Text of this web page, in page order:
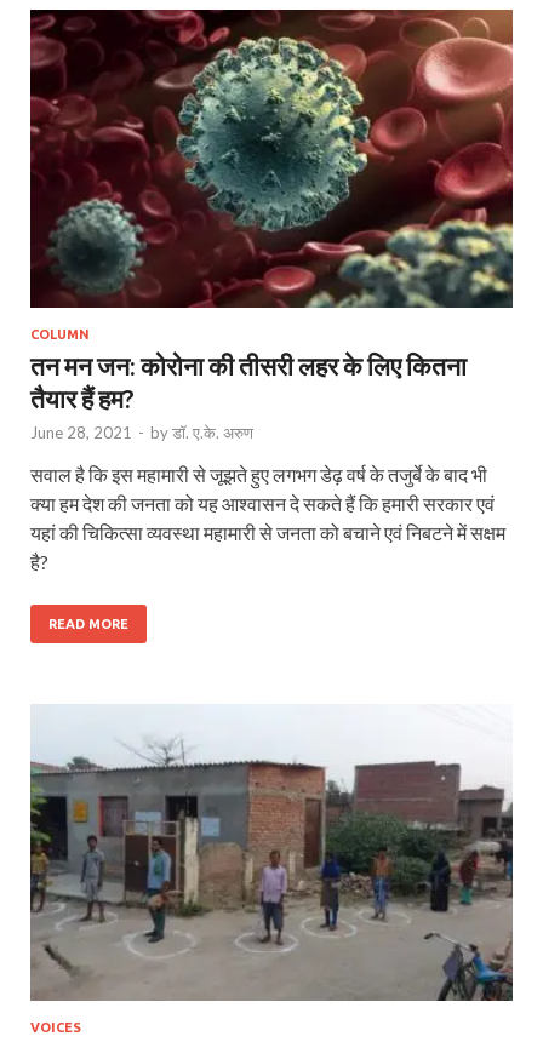
COLUMN
तन मन जन: कोरोना की तीसरी लहर के लिए कितना
तैयार हैं हम?
June 28, 2021 - byडॉ. ए.के. अरुण
सवाल है कि इस महामारी से जूझते हुए लगभग डेढ़ वर्ष के तजुर्बे के बाद भी
क्या हम देश की जनता को यह आश्वासन दे सकते हैं कि हमारी सरकार एवं
यहां की चिकित्सा व्यवस्था महामारी से जनता को बचाने एवं निबटने में सक्षम
है?
READ MORE
VOICES